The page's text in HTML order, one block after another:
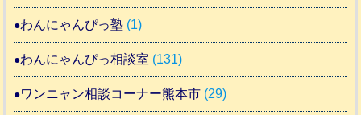
わんにゃんぴっ塾 (1)
わんにゃんぴっ相談室 (131)
ワンニャン相談コーナー熊本市 (29)